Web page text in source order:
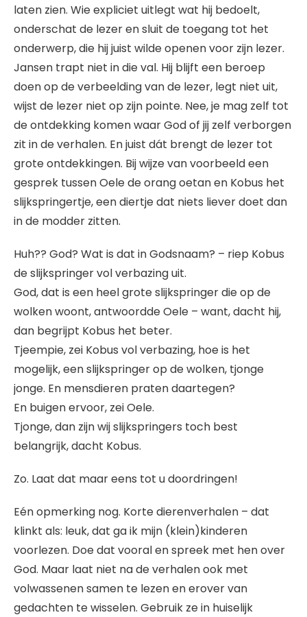
laten zien. Wie expliciet uitlegt wat hij bedoelt,
onderschat de lezer en sluit de toegang tot het
onderwerp, die hij juist wilde openen voor zijn lezer.
Jansen trapt niet in die val. Hij blijft een beroep
doen op de verbeelding van de lezer, legt niet uit,
wijst de lezer niet op zijn pointe. Nee, je mag zelf tot
de ontdekking komen waar God of jij zelf verborgen
zit in de verhalen. En juist dát brengt de lezer tot
grote ontdekkingen. Bij wijze van voorbeeld een
gesprek tussen Oele de orang oetan en Kobus het
slijkspringertje, een diertje dat niets liever doet dan
in de modder zitten.
Huh?? God? Wat is dat in Godsnaam? – riep Kobus
de slijkspringer vol verba­zing uit.
God, dat is een heel grote slijkspringer die op de
wolken woont, antwoordde Oele – want, dacht hij,
dan begrijpt Kobus het beter.
Tjeempie, zei Kobus vol verbazing, hoe is het
mogelijk, een slijkspringer op de wolken, tjonge
jonge. En mensdieren praten daartegen?
En buigen ervoor, zei Oele.
Tjonge, dan zijn wij slijkspringers toch best
belangrijk, dacht Kobus.
Zo. Laat dat maar eens tot u doordringen!
Eén opmerking nog. Korte dierenverhalen – dat
klinkt als: leuk, dat ga ik mijn (klein)kinderen
voorlezen. Doe dat vooral en spreek met hen over
God. Maar laat niet na de verhalen ook met
volwassenen samen te lezen en erover van
gedachten te wisselen. Gebruik ze in huiselijk